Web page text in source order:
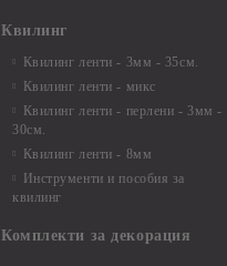
Квилинг
Квилинг ленти - 3мм - 35см.
Квилинг ленти - микс
Квилинг ленти - перлени - 3мм -
30см.
Квилинг ленти - 8мм
Инструменти и пособия за
квилинг
Комплекти за декорация